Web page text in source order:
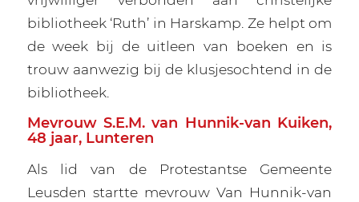
bibliotheek ‘Ruth’ in Harskamp. Ze helpt om
de week bij de uitleen van boeken en is
trouw aanwezig bij de klusjesochtend in de
bibliotheek.
Mevrouw S.E.M. van Hunnik-van Kuiken,
48 jaar, Lunteren
Als lid van de Protestantse Gemeente
Leusden startte mevrouw Van Hunnik-van